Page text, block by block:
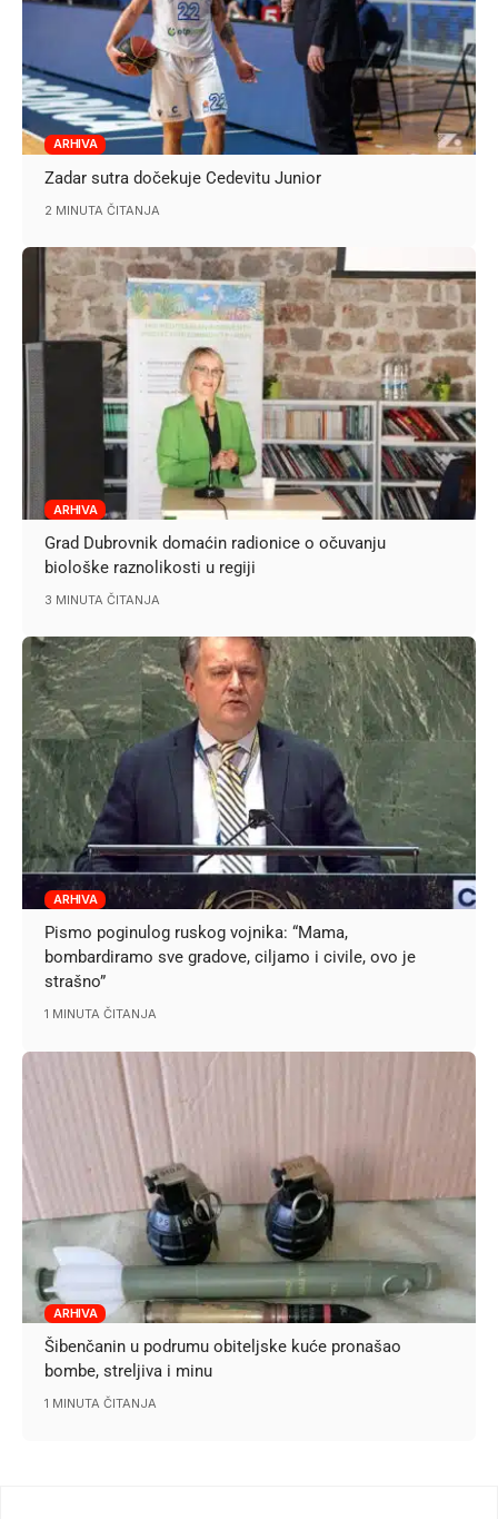
ARHIVA
Zadar sutra dočekuje Cedevitu Junior
2 MINUTA ČITANJA
ARHIVA
Grad Dubrovnik domaćin radionice o očuvanju
biološke raznolikosti u regiji
3 MINUTA ČITANJA
ARHIVA
Pismo poginulog ruskog vojnika: “Mama,
bombardiramo sve gradove, ciljamo i civile, ovo je
strašno”
1 MINUTA ČITANJA
ARHIVA
Šibenčanin u podrumu obiteljske kuće pronašao
bombe, streljiva i minu
1 MINUTA ČITANJA